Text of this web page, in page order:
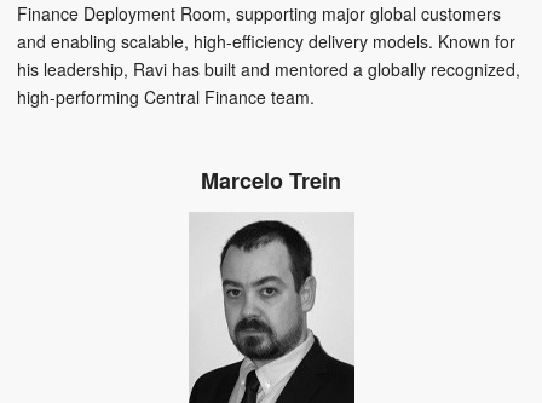
Finance Deployment Room, supporting major global customers
and enabling scalable, high-efficiency delivery models. Known for
his leadership, Ravi has built and mentored a globally recognized,
high-performing Central Finance team.
Marcelo Trein